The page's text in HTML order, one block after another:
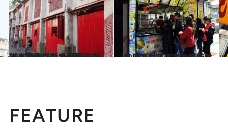
2016.9.26
古き良きマカオが残るオールドタウン 十月初五日街と福隆新街を満喫する
旅＆お出かけ 2016.10.8
ドリアンアイス、エッグタルト…… マカオで美味とノスタルジーを堪能！
旅＆お出かけ
FEATURE